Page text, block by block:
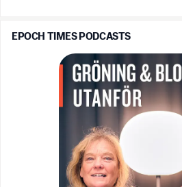
EPOCH TIMES PODCASTS